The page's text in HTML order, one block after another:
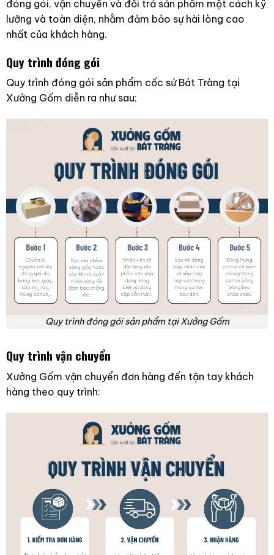
đóng gói, vận chuyển và đổi trả sản phẩm một cách kỹ
lưỡng và toàn diện, nhằm đảm bảo sự hài lòng cao
nhất của khách hàng.
Quy trình đóng gói
Quy trình đóng gói sản phẩm cốc sứ Bát Tràng tại
Xưởng Gốm diễn ra như sau:
Quy trình đóng gói sản phẩm tại Xưởng Gốm
Quy trình vận chuyển
Xưởng Gốm vận chuyển đơn hàng đến tận tay khách
hàng theo quy trình: